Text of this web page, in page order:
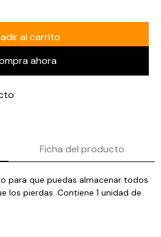
al carrito
ahora
Ficha del producto
para que puedas almacenar todos
los pierdas. Contiene 1 unidad de